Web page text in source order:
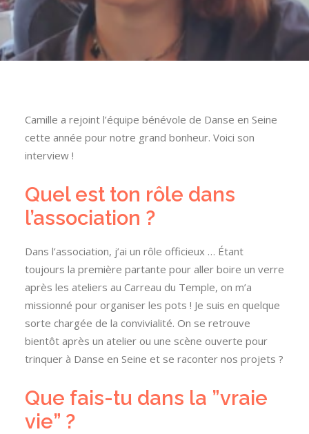
Camille a rejoint l’équipe bénévole de Danse en Seine
cette année pour notre grand bonheur. Voici son
interview !
Quel est ton rôle dans
l’association ?
Dans l’association, j’ai un rôle officieux … Étant
toujours la première partante pour aller boire un verre
après les ateliers au Carreau du Temple, on m’a
missionné pour organiser les pots ! Je suis en quelque
sorte chargée de la convivialité. On se retrouve
bientôt après un atelier ou une scène ouverte pour
trinquer à Danse en Seine et se raconter nos projets ?
Que fais-tu dans la ”vraie
vie” ?